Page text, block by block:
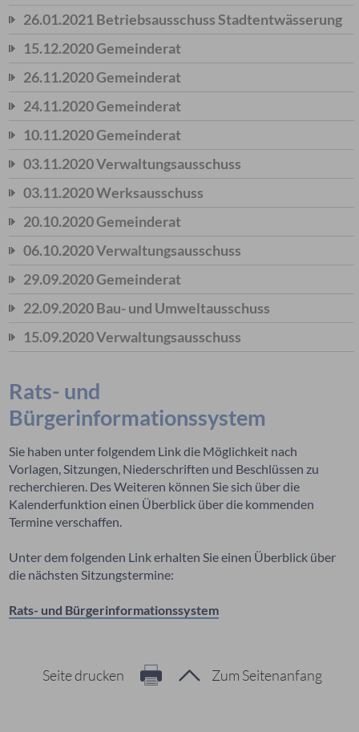
26.01.2021 Betriebsausschuss Stadtentwässerung
15.12.2020 Gemeinderat
26.11.2020 Gemeinderat
24.11.2020 Gemeinderat
10.11.2020 Gemeinderat
03.11.2020 Verwaltungsausschuss
03.11.2020 Werksausschuss
20.10.2020 Gemeinderat
06.10.2020 Verwaltungsausschuss
29.09.2020 Gemeinderat
22.09.2020 Bau- und Umweltausschuss
15.09.2020 Verwaltungsausschuss
Rats- und
Bürgerinformationssystem
Sie haben unter folgendem Link die Möglichkeit nach
Vorlagen, Sitzungen, Niederschriften und Beschlüssen zu
recherchieren. Des Weiteren können Sie sich über die
Kalenderfunktion einen Überblick über die kommenden
Termine verschaffen.
Unter dem folgenden Link erhalten Sie einen Überblick über
die nächsten Sitzungstermine:
Rats- und Bürgerinformationssystem
Zum Seitenanfang
Seite drucken